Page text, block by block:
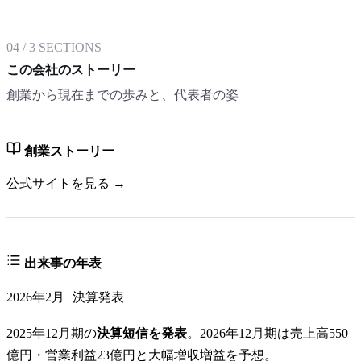
04 /3 SECTIONS
この会社のストーリー
創業から現在までの歩みと、代表者の姿
創業ストーリー
公式サイトを見る →
出来事の年表
2026年2月 決算発表
2025年12月期の決算短信を発表。2026年12月期は売上高550
億円・営業利益23億円と大幅増収増益を予想。